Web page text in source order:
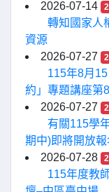
2026-07-14
轉知國家人
資源
2026-07-27
115年8月
約」專題講座第
2026-07-27
有關115學
期中)即將開放報
2026-07-28
115年度教